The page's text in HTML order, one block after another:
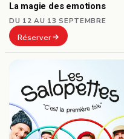
La magie des emotions
DU 12 AU 13 SEPTEMBRE
Réserver